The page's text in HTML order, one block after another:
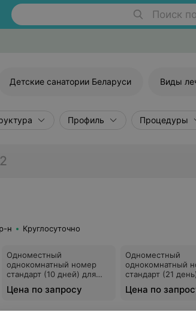
Поиск
Детские санатории Беларуси Виды
Профиль Процедуры
2
н Круглосуточно
Одноместный
однокомнатный номер
стандарт (10 дней) для
Цена по запросу
Одноместный
однокомнатный
стандарт (21
Цена по